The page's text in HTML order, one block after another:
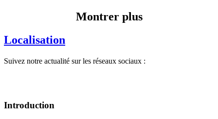
Montrer plus
Localisation
Suivez notre actualité sur les réseaux sociaux :
Introduction